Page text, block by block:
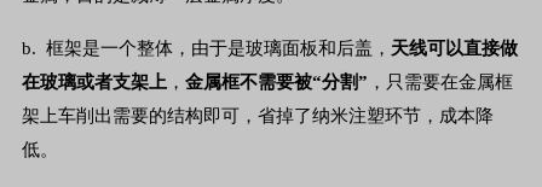
b. 框架是一个整体，由于是玻璃面板和后盖， 天线可以直接做
在玻璃或者支架上 ， 金属框不需要被“分割” ，只需要在金属框
架上车削出需要的结构即可，省掉了纳米注塑环节，成本降
低。